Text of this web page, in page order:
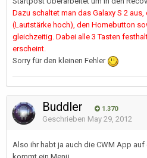
Dazu schaltet man das Galaxy S 2
(Lautstärke hoch), den Homebutton
gleichzeitig. Dabei alle 3 Tasten
erscheint.
Sorry für den kleinen Fehler
Buddler 1.370
Geschrieben May 29, 2012
Also ihr habt ja auch die CWM App